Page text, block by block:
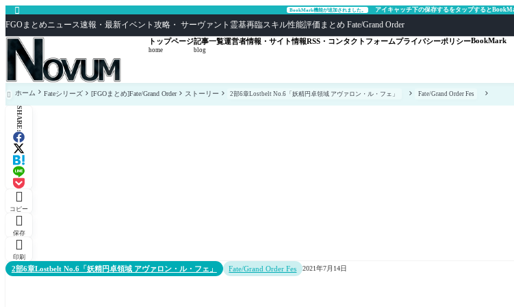
 BookMark機能が追加されました。 アイキャッチ下の保存するをタップすると
FGOまとめニュース速報・最新イベント攻略・ サーヴァント霊基再臨スキル性能評価まとめ Fate/Grand Order
トップページ
home
記事一覧
blog
運営者情報・サイト情報RSS・コンタクトフォームプライバシーポリシーBookMark
 ホーム Fateシリーズ [FGOまとめ]Fate/Grand Order ストーリー 2部6章Lostbelt No.6「妖精円卓領域 アヴァロン・ル・フェ」 Fate/Grand Order Fes
SHARE:

コピー

保存

印刷
2部6章Lostbelt No.6「妖精円卓領域 アヴァロン・ル・フェ」 Fate/Grand Order Fes 2021年7月14日